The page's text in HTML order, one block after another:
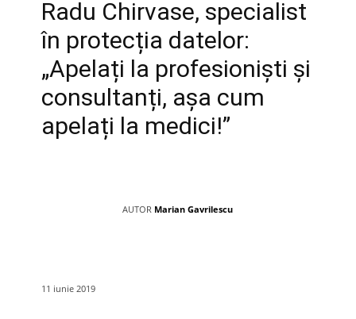
Radu Chirvase, specialist
în protecția datelor:
„Apelați la profesioniști și
consultanți, așa cum
apelați la medici!”
AUTOR Marian Gavrilescu
11 iunie 2019